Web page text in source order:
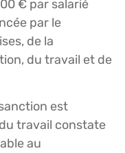
€ par salarié
par le
de la
du travail et de
est
travail constate
au